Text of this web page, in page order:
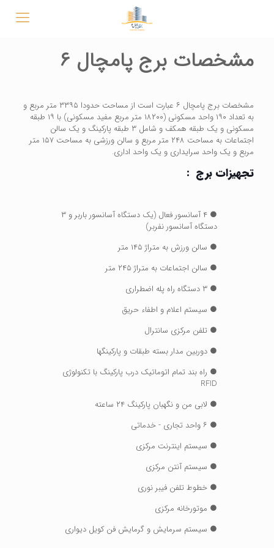
مشخصات برج پامچال ۶
مشخصات برج پامچال ۶ عبارت است از مساحت حدودا ۳۳۹۵ متر مربع و
به تعداد ۱۹۰ واحد مسکونی (۱۸۲۰۰ متر مربع مفید مسکونی) با ۱۹ طبقه
مسکونی و یک طبقه همکف و شامل ۳ طبقه پارکینگ و یک سالن
اجتماعات به مساحت ۲۴۸ متر مربع و سالن ورزشی به مساحت ۱۵۷ متر
مربع و یک واحد سرایداری و یک واحد اداری.
تجهیزات برج :
● ۴ آسانسور فعال (یک دستگاه آسانسور باربر و ۳
دستگاه آسانسور نفربر)
● سالن ورزش به متراژ ۱۴۵ متر
● سالن اجتماعات به متراژ ۲۴۵ متر
● ۳ دستگاه راه پله اضطراری
● سیستم اعلام و اطفاء حریق
● تلفن مرکزی سانترال
● دوربین مدار بسته طبقات و پارکینگها
● راه بند تمام اتوماتیک درب پارکینگ با تکنولوژی
RFID
● لابی من و نگهبان پارکینگ ۲۴ ساعته
● ۶ واحد تجاری - خدماتی
● سیستم اینترنت مرکزی
● سیستم آنتن مرکزی
● خطوط تلفن فیبر نوری
● موتورخانه مرکزی
● سیستم سرمایش و گرمایش فن کویل دیواری